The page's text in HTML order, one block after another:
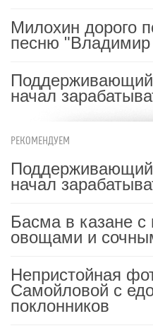
Милохин дорого
песню
начал
РЕКОМЕНДУЕМ
начал
Басма в казане
овощами и
Непристойная
Самойловой с
поклонников